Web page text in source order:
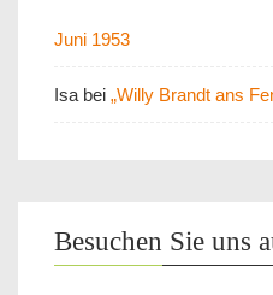
Juni 1953
Isabei „Willy Brandt ans
Besuchen Sie uns